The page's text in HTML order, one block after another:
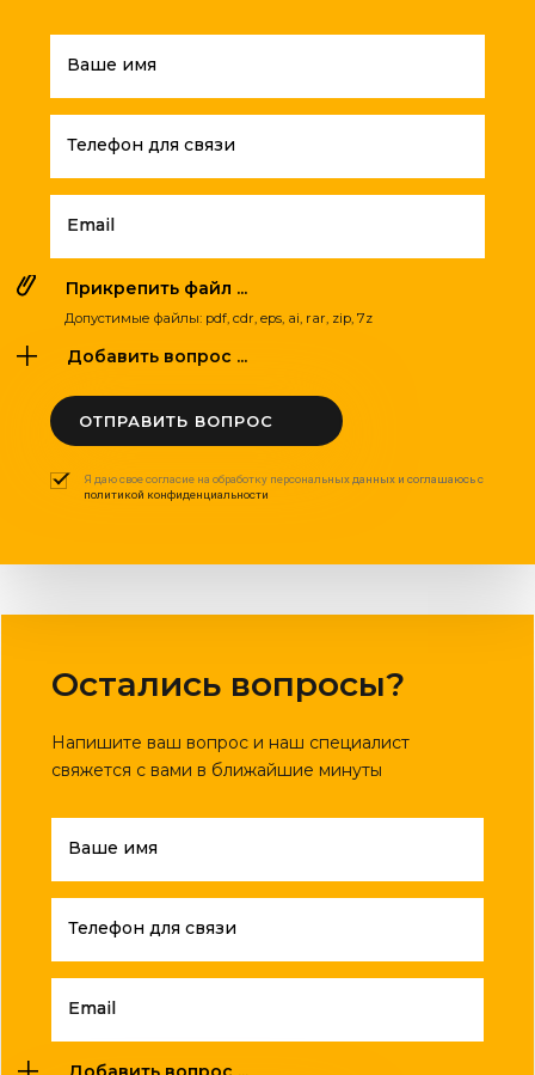
Ваше имя
Телефон для связи
Email
Прикрепить файл ...
Допустимые файлы: pdf, cdr, eps, ai, rar, zip, 7z
Добавить вопрос ...
ОТПРАВИТЬ ВОПРОС
Я даю свое согласие на обработку персональных данных и соглашаюсь с
политикой конфиденциальности
Остались вопросы?
Напишите ваш вопрос и наш специалист
свяжется с вами в ближайшие минуты
Ваше имя
Телефон для связи
Email